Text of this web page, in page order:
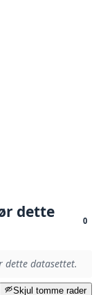
dette
0
dette datasettet.
Skjul tomme rader